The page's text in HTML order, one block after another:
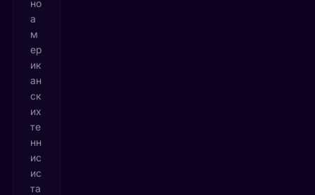
но
а
м
ер
ик
ан
ск
их
те
нн
ис
ис
та